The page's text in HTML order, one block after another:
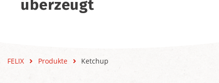
überzeugt
FELIX Produkte Ketchup